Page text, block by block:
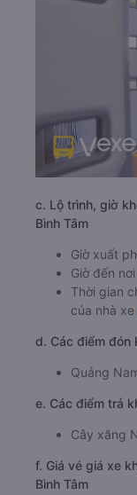
c. Lộ trình, giờ
Bình Tâm
Giờ xuất
Giờ đến
Thời gian
của nhà xe
d. Các điểm đón
Quảng
e. Các điểm trả
Cây xăng
f. Giá vé giá xe
Bình Tâm